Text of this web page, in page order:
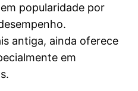
popularidade por
antiga, ainda oferece
em